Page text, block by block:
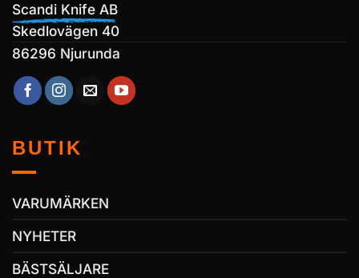
Scandi Knife AB
Skedlovägen 40
86296 Njurunda
BUTIK
VARUMÄRKEN
NYHETER
BÄSTSÄLJARE